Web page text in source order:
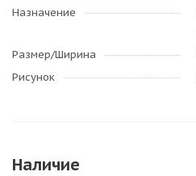
Назначение
Размер/Ширина
Рисунок
Наличие